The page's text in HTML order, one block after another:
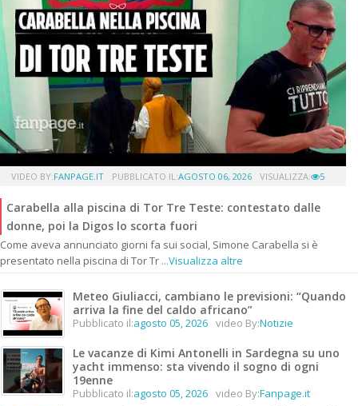
VIDEO BY:FANPAGE.IT PUBBLICATO IL:AGOSTO 06, 2026 VISUALIZZA: 5
Carabella alla piscina di Tor Tre Teste: contestato dalle
donne, poi la Digos lo scorta fuori
Come aveva annunciato giorni fa sui social, Simone Carabella si è
presentato nella piscina di Tor Tr ...Visualizza altre
Meteo Giuliacci, cambiano le previsioni: “Quando
arriva la fine del caldo africano”
Pubblicato il:agosto 05, 2026 video By:Notizie
Le vacanze di Kimi Antonelli in Sardegna su uno
yacht immenso: sta vivendo il sogno di ogni
19enne
Pubblicato il:agosto 05, 2026 video By:Fanpage.it